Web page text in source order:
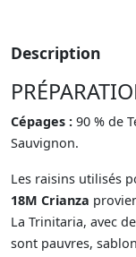
Description
Cépages : 90 % de
Sauvignon.
Les raisins utilisés
18M Crianza
La Trinitaria, avec
sont pauvres,